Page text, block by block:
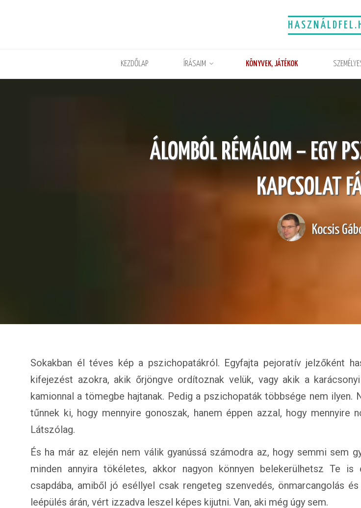
KEZDŐLAP ÍRÁSAIM KÖNYVEK, JÁTÉKOK
ÁLOMBÓL RÉMÁLOM – EGY
KAPCSOLAT
Kocsis
Sokakban él téves kép a pszichopatákról. Egyfajta pejoratív jelzőként
kifejezést azokra, akik őrjöngve ordítoznak velük, vagy akik a karácsonyi
kamionnal a tömegbe hajtanak. Pedig a pszichopaták többsége nem ilyen.
tűnnek ki, hogy mennyire gonoszak, hanem éppen azzal, hogy mennyire
Látszólag.
És ha már az elején nem válik gyanússá számodra az, hogy semmi sem
minden annyira tökéletes, akkor nagyon könnyen belekerülhetsz Te is
csapdába, amiből jó eséllyel csak rengeteg szenvedés, önmarcangolás
leépülés árán, vért izzadva leszel képes kijutni. Van, aki még úgy sem.